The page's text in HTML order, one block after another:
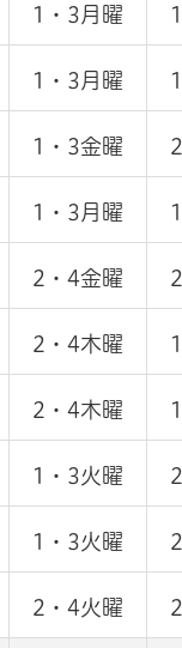
1・3月曜
1・3月曜
1・3金曜
1・3月曜
2・4金曜
2・4木曜
2・4木曜
1・3火曜
1・3火曜
2・4火曜